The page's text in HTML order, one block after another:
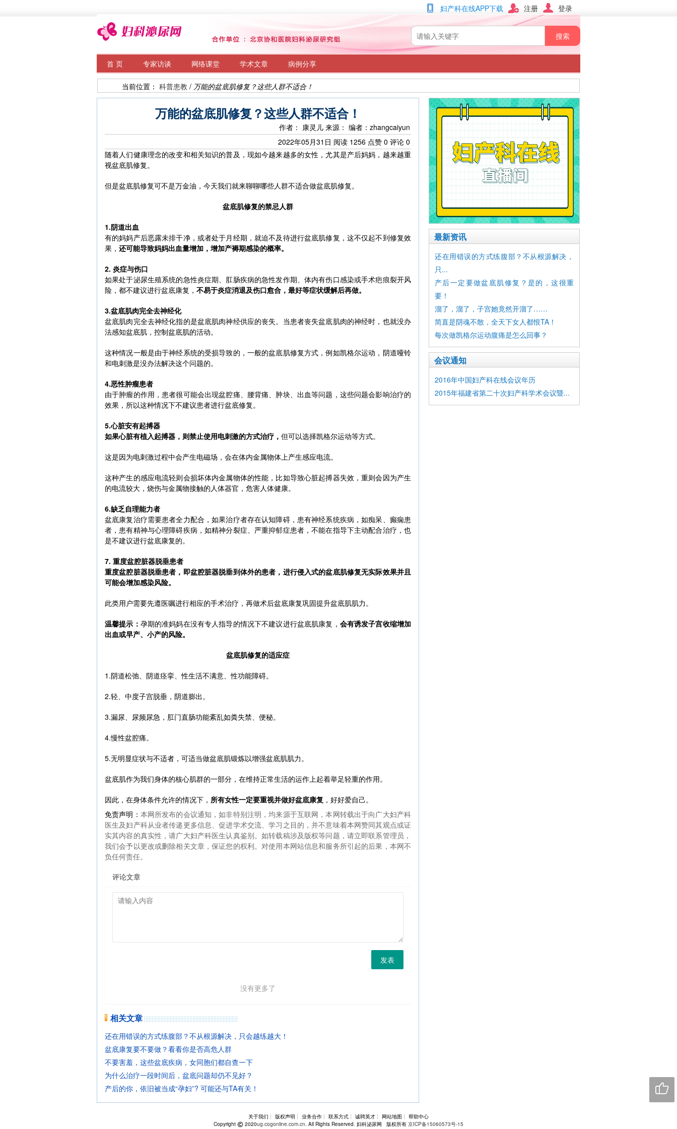
妇产科在线APP下载 注册 登录
搜索
首 页 专家访谈 网络课堂 学术文章 病例分享
当前位置： 科普患教 / 万能的盆底肌修复？这些人群不适合！
万能的盆底肌修复？这些人群不适合！
作者： 康灵儿 来源： 编者：zhangcaiyun
2022年05月31日 阅读 1256 点赞 0 评论 0
随着人们健康理念的改变和相关知识的普及，现如今越来越多的女性，尤其是产后妈妈，越来越重
视盆底肌修复。
但是盆底肌修复可不是万金油，今天我们就来聊聊哪些人群不适合做盆底肌修复。
盆底肌修复的禁忌人群
1.阴道出血
有的妈妈产后恶露未排干净，或者处于月经期，就迫不及待进行盆底肌修复，这不仅起不到修复效
果， 还可能导致妈妈出血量增加，增加产褥期感染的概率。
2. 炎症与伤口
如果处于泌尿生殖系统的急性炎症期、肛肠疾病的急性发作期、体内有伤口感染或手术疤痕裂开风
险，都不建议进行盆底康复， 不易于炎症消退及伤口愈合，最好等症状缓解后再做。
3.盆底肌肉完全去神经化
盆底肌肉完全去神经化指的是盆底肌肉神经供应的丧失。当患者丧失盆底肌肉的神经时，也就没办
法感知盆底肌，控制盆底肌的活动。
这种情况一般是由于神经系统的受损导致的，一般的盆底肌修复方式，例如凯格尔运动，阴道哑铃
和电刺激是没办法解决这个问题的。
4.恶性肿瘤患者
由于肿瘤的作用，患者很可能会出现盆腔痛、腰背痛、肿块、出血等问题，这些问题会影响治疗的
效果，所以这种情况下不建议患者进行盆底修复。
5.心脏安有起搏器
如果心脏有植入起搏器，则禁止使用电刺激的方式治疗， 但可以选择凯格尔运动等方式。
这是因为电刺激过程中会产生电磁场，会在体内金属物体上产生感应电流。
这种产生的感应电流轻则会损坏体内金属物体的性能，比如导致心脏起搏器失效，重则会因为产生
的电流较大，烧伤与金属物接触的人体器官，危害人体健康。
6.缺乏自理能力者
盆底康复治疗需要患者全力配合，如果治疗者存在认知障碍，患有神经系统疾病，如痴呆、癫痫患
者，患有精神与心理障碍疾病，如精神分裂症、严重抑郁症患者，不能在指导下主动配合治疗，也
是不建议进行盆底康复的。
7. 重度盆腔脏器脱垂患者
重度盆腔脏器脱垂患者，即盆腔脏器脱垂到体外的患者，进行侵入式的盆底肌修复无实际效果并且
可能会增加感染风险。
此类用户需要先遵医嘱进行相应的手术治疗，再做术后盆底康复巩固提升盆底肌肌力。
温馨提示： 孕期的准妈妈在没有专人指导的情况下不建议进行盆底肌康复， 会有诱发子宫收缩增加
出血或早产、小产的风险。
盆底肌修复的适应症
1.阴道松弛、阴道痉挛、性生活不满意、性功能障碍。
2.轻、中度子宫脱垂，阴道膨出。
3.漏尿、尿频尿急，肛门直肠功能紊乱如粪失禁、便秘。
4.慢性盆腔痛。
5.无明显症状与不适者，可适当做盆底肌锻炼以增强盆底肌肌力。
盆底肌作为我们身体的核心肌群的一部分，在维持正常生活的运作上起着举足轻重的作用。
因此，在身体条件允许的情况下， 所有女性一定要重视并做好盆底康复 ，好好爱自己。
免责声明： 本网所发布的会议通知，如非特别注明，均来源于互联网，本网转载出于向广大妇产科
医生及妇产科从业者传递更多信息、促进学术交流、学习之目的，并不意味着本网赞同其观点或证
实其内容的真实性，请广大妇产科医生认真鉴别。如转载稿涉及版权等问题，请立即联系管理员，
我们会予以更改或删除相关文章，保证您的权利。对使用本网站信息和服务所引起的后果，本网不
负任何责任。
评论文章
发表
没有更多了
相关文章
还在用错误的方式练腹部？不从根源解决，只会越练越大！
盆底康复要不要做？看看你是否高危人群
不要害羞，这些盆底疾病，女同胞们都自查一下
为什么治疗一段时间后，盆底问题却仍不见好？
产后的你，依旧被当成“孕妇”? 可能还与TA有关！
最新资讯
还在用错误的方式练腹部？不从根源解决，
只...
产后一定要做盆底肌修复？是的，这很重
要！
溜了，溜了，子宫她竟然开溜了……
简直是阴魂不散，全天下女人都恨TA！
每次做凯格尔运动腹痛是怎么回事？
会议通知
2016年中国妇产科在线会议年历
2015年福建省第二十次妇产科学术会议暨...
关于我们┊ 版权声明┊ 业务合作┊ 联系方式┊ 诚聘英才┊ 网站地图┊ 帮助中心
Copyright
2020ug.cogonline.com.cn. All Rights Reserved. 妇科泌尿网 版权所有 京ICP备15060573号-15
